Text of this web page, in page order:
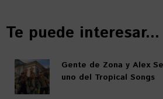
Te puede interesar...
Gente de Zona y Alex
uno del Tropical Songs